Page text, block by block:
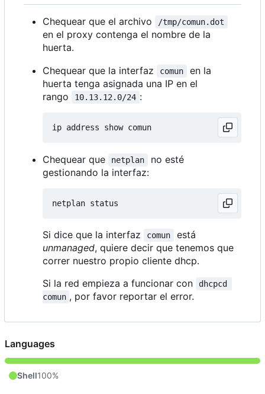
Chequear que el archivo /tmp/comun.dot
en el proxy contenga el nombre de la
huerta.
Chequear que la interfaz
comun
en la
huerta tenga asignada una IP en el
rango
10.13.12.0/24 :
Chequear que netplan
no esté
gestionando la interfaz:
Si dice que la interfaz comun
está
unmanaged, quiere decir que tenemos que
correr nuestro propio cliente dhcp.
Si la red empieza a funcionar con
dhcpcd
comun , por favor reportar el error.
Languages
Shell100%